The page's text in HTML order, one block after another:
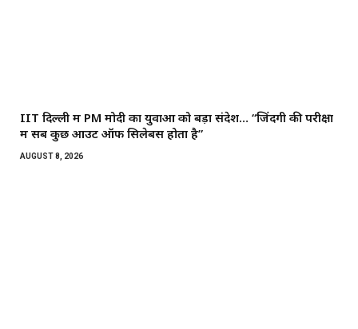
IIT दिल्ली में PM मोदी का युवाओं को बड़ा संदेश… “जिंदगी की परीक्षा
में सब कुछ आउट ऑफ सिलेबस होता है”
AUGUST 8, 2026